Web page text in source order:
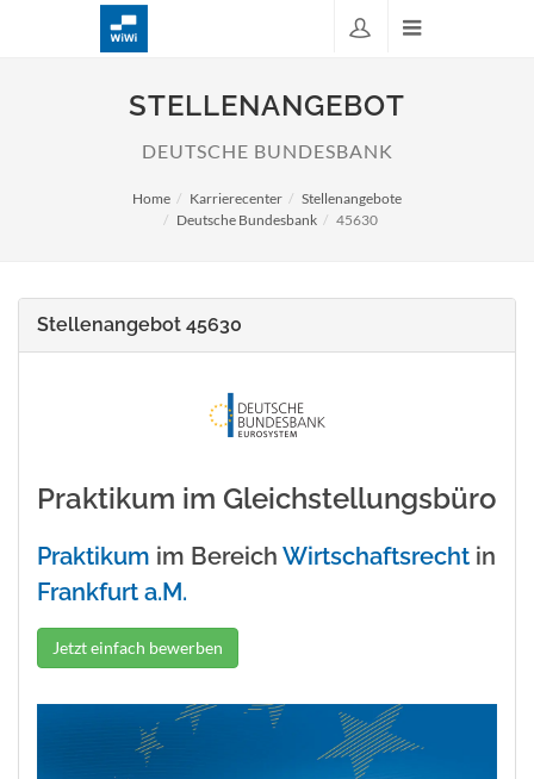
STELLENANGEBOT
DEUTSCHE BUNDESBANK
Home Karrierecenter
Stellenangebote
Deutsche Bundesbank
45630
Stellenangebot 45630
Praktikum im Gleichstellungsbüro
Praktikum im Bereich Wirtschaftsrecht in
Frankfurt a.M.
Jetzt einfach bewerben